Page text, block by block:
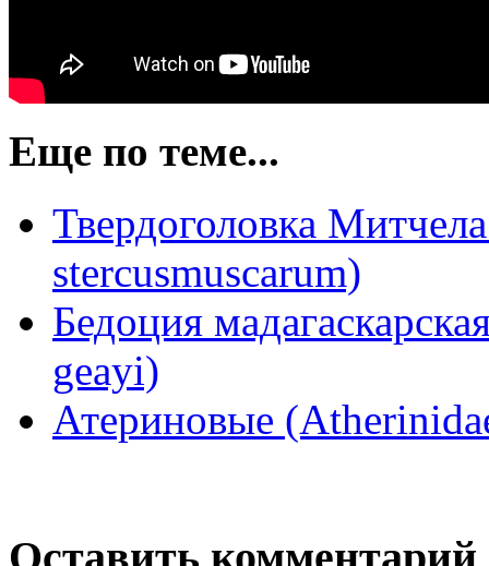
Еще по теме...
Твердоголовка
stercusmuscarum)
Бедоция
geayi)
Атериновые